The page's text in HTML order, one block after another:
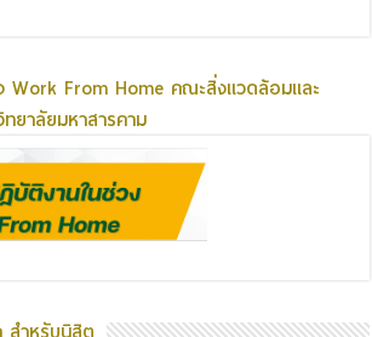
Work From Home คณะสิ่งแวดล้อมและ
ยาลัยมหาสารคาม